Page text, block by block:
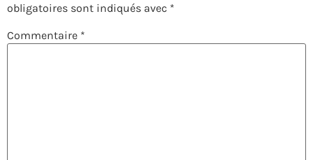
obligatoires sont indiqués avec *
Commentaire *